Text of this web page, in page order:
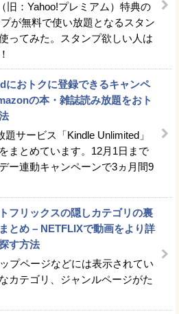
旧：Yahoo!プレミアム）特典の
が無料で使い放題となるスタン
ってみた。スタンプ欲しい人は
おトクに登録できるキャンペ
の本・雑誌読み放題をおト
サービス「Kindle Unlimited」
まとめています。12月1日まで
ー連動キャンペーンで3ヵ月間9
フリックスの隠しカテゴリの裏
とめ – NETFLIXで動画をより詳
す方法
プページなどには表示されてい
カテゴリ、ジャンルページがた